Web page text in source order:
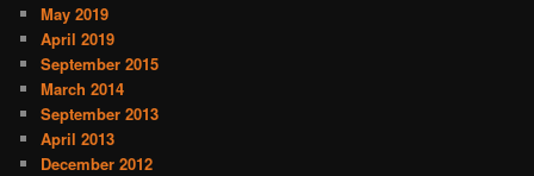
May 2019
April 2019
September 2015
March 2014
September 2013
April 2013
December 2012